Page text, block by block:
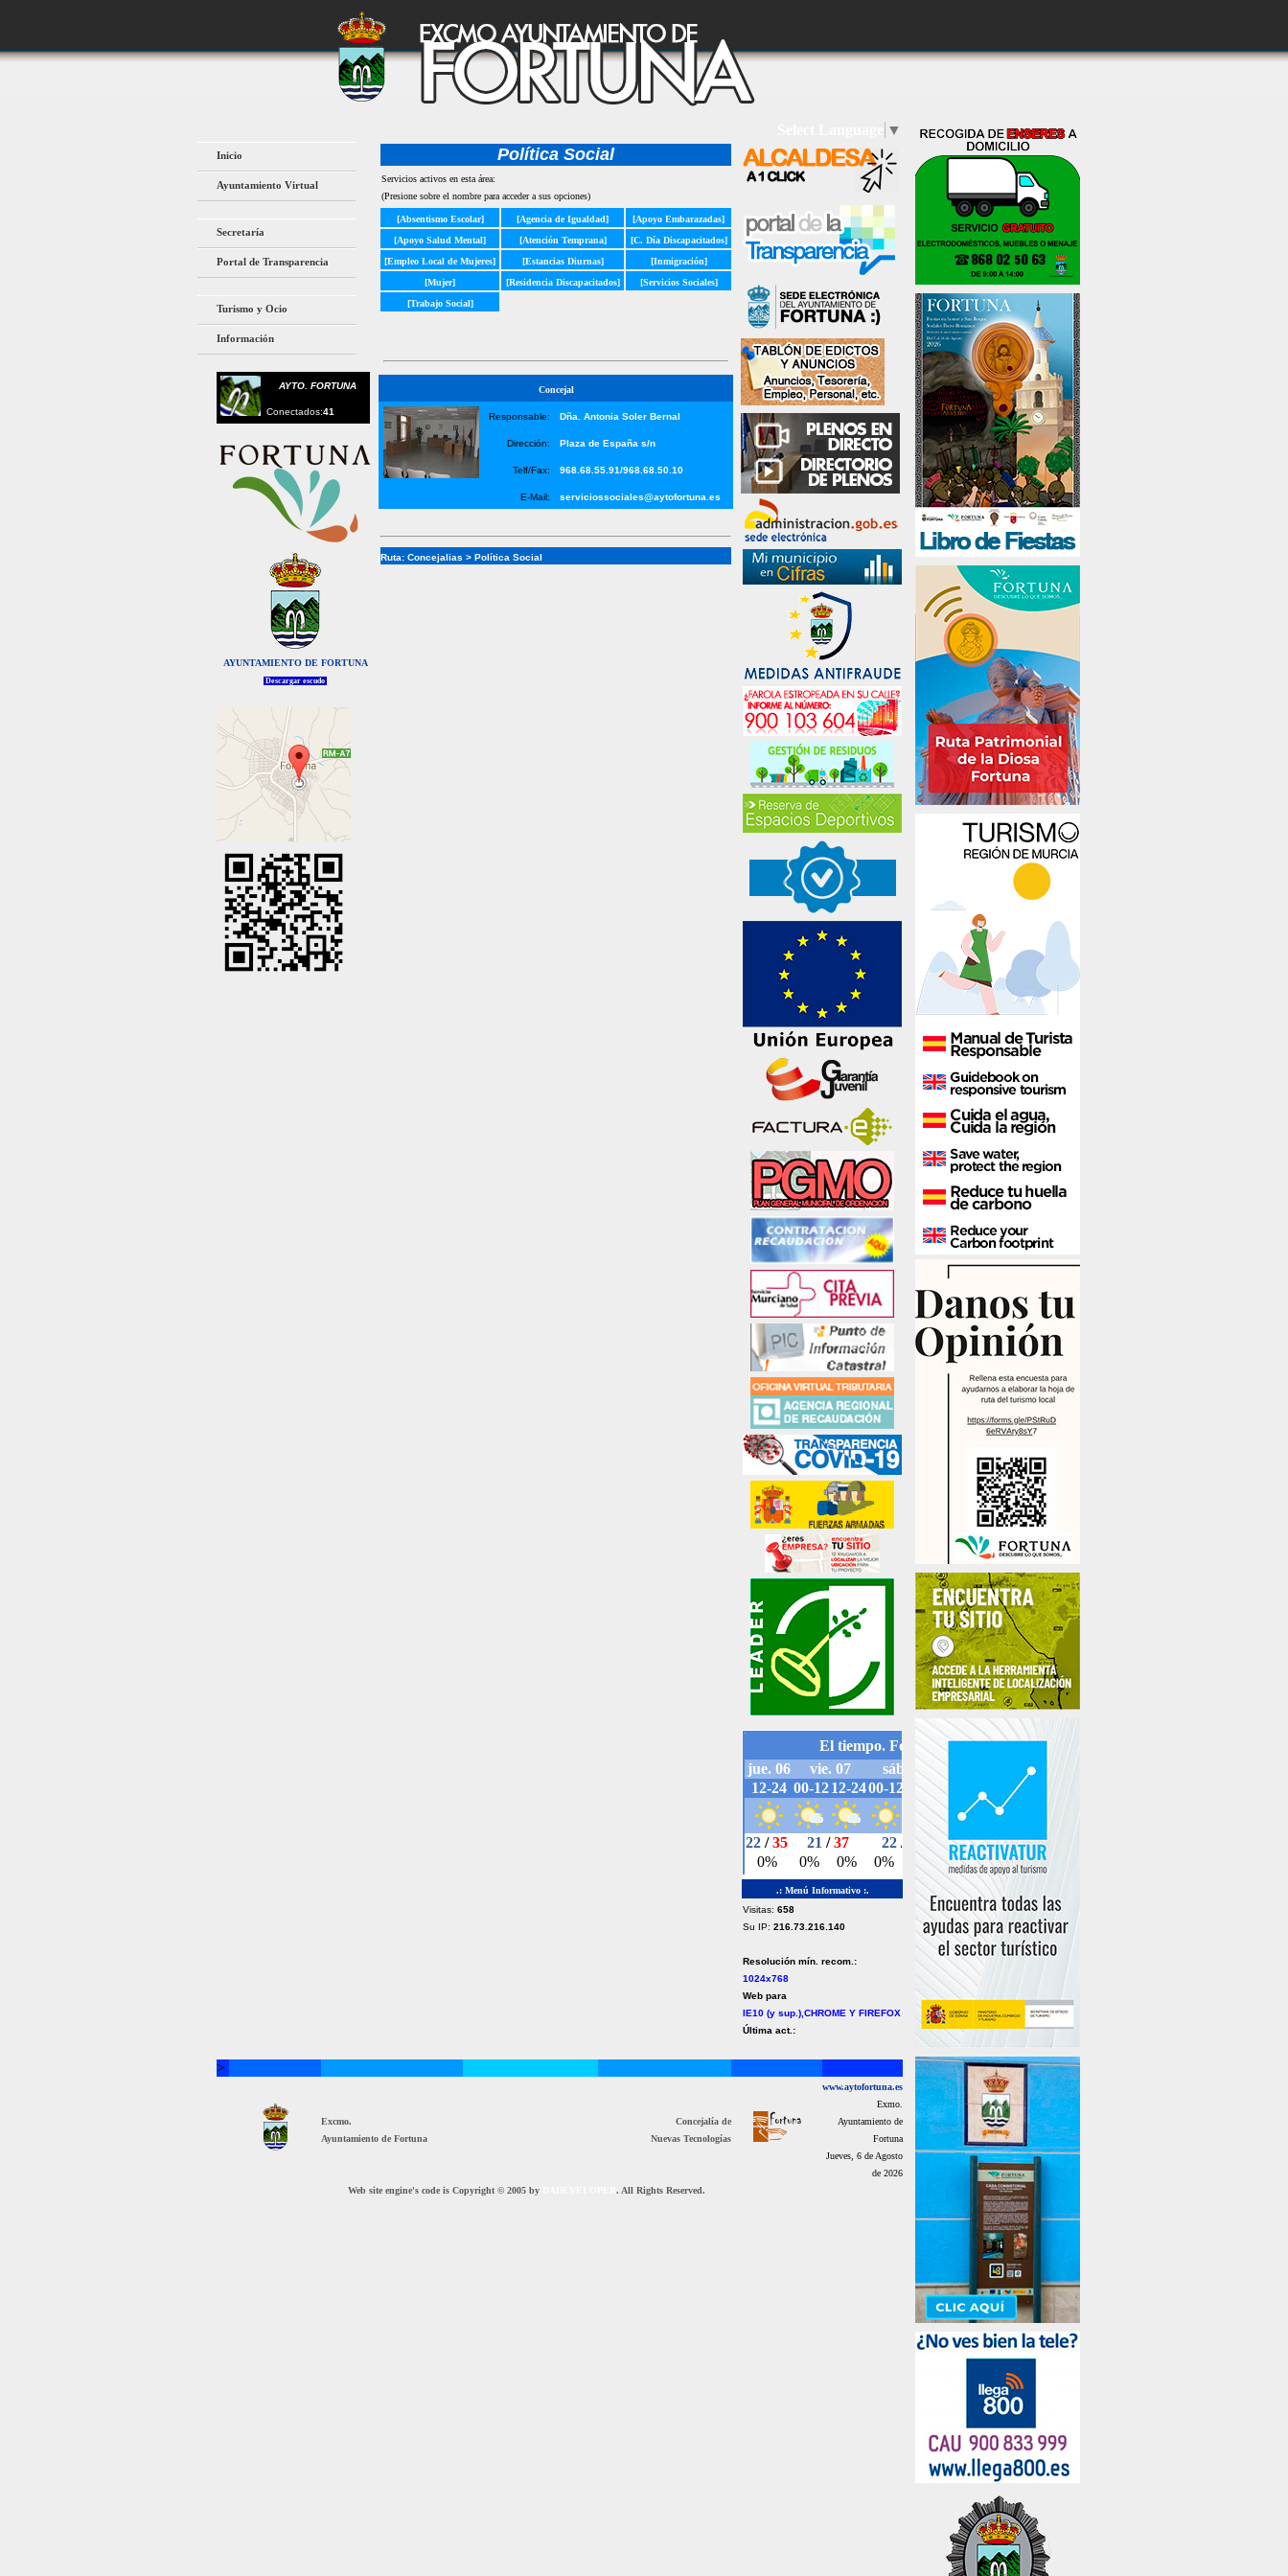
▼
Inicio
Ayuntamiento Virtual
Secretaría
Portal de Transparencia
Turismo y Ocio
Información
AYTO. FORTUNA
Conectados:41
AYUNTAMIENTO DE FORTUNA
Descargar escudo
Política Social
Servicios activos en esta área:
(Presione sobre el nombre para acceder a sus opciones)
[Absentismo Escolar] [Agencia de Igualdad]
[Apoyo Embarazadas]
[Apoyo Salud Mental]
[Atención Temprana]
[C. Día Discapacitados]
[Empleo Local de Mujeres]
[Estancias Diurnas]
[Inmigración]
[Mujer]
[Residencia Discapacitados]
[Servicios Sociales]
[Trabajo Social]
Concejal
Responsable: Dña. Antonia Soler Bernal
Dirección: Plaza de España s/n
Telf/Fax: 968.68.55.91/968.68.50.10
E-Mail: serviciossociales@aytofortuna.es
Ruta: Concejalias > Política Social
.: Menú Informativo :.
Visitas: 658
Su IP: 216.73.216.140
Resolución mín. recom.:
1024x768
Web para
IE10 (y sup.),CHROME Y FIREFOX
Última act.:
>
Excmo.
Ayuntamiento de Fortuna
Concejalía de
Nuevas Tecnologías
www.aytofortuna.es
Exmo.
Ayuntamiento de
Fortuna
Jueves, 6 de Agosto
de 2026
Web site engine's code is Copyright © 2005 by
. All Rights Reserved.